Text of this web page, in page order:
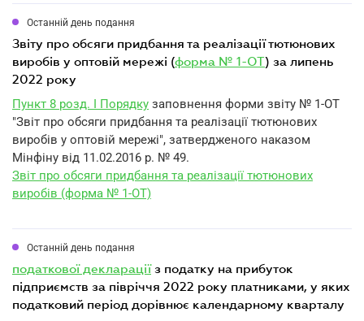
Останній день подання
звіту про обсяги придбання та реалізації тютюнових
виробів у оптовій мережі (форма № 1-ОТ) за липень
2022 року
Пункт 8 розд. I Порядку заповнення форми звіту № 1-ОТ
"Звіт про обсяги придбання та реалізації тютюнових
виробів у оптовій мережі", затвердженого наказом
Мінфіну від 11.02.2016 р. № 49.
Звіт про обсяги придбання та реалізації тютюнових
виробів (форма № 1-ОТ)
Останній день подання
податкової декларації з податку на прибуток
підприємств за півріччя 2022 року платниками, у яких
податковий період дорівнює календарному кварталу